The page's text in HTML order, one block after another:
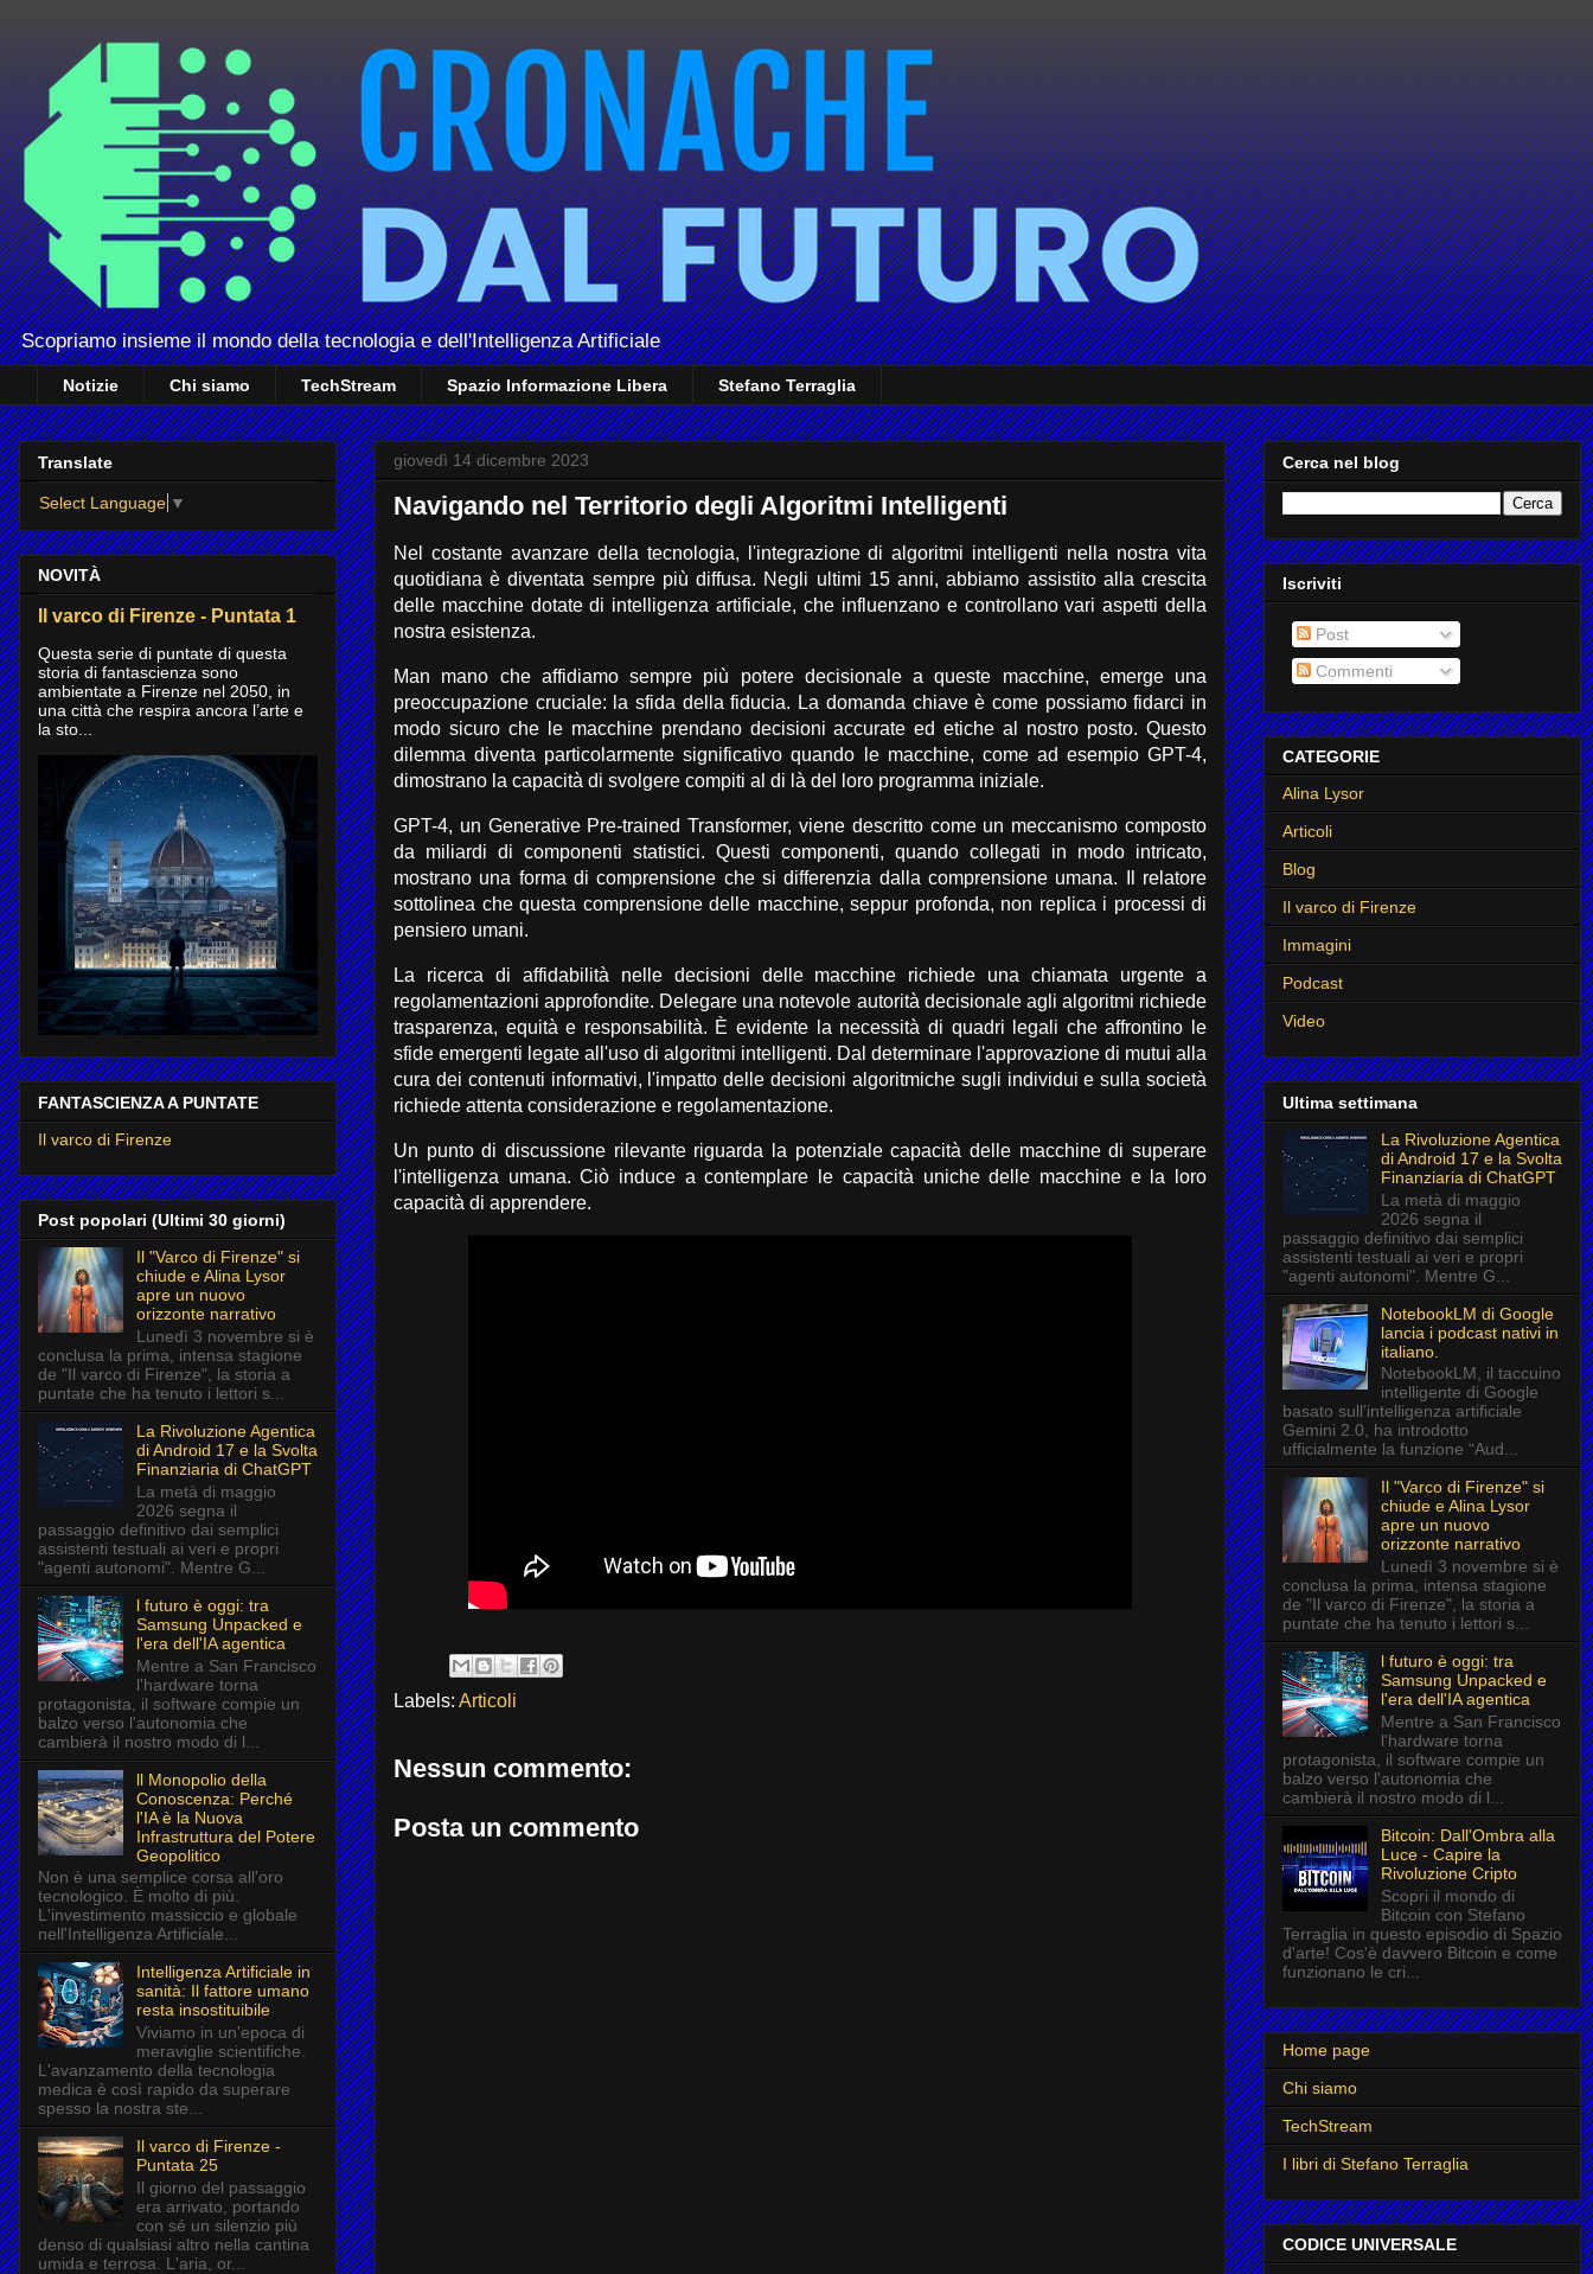
Scopriamo insieme il mondo della tecnologia e dell'Intelligenza Artificiale
Notizie Chi siamo TechStream Spazio Informazione Libera Stefano Terraglia
giovedì 14 dicembre 2023
Navigando nel Territorio degli Algoritmi Intelligenti
Nel costante avanzare della tecnologia, l'integrazione di algoritmi intelligenti nella nostra vita
quotidiana è diventata sempre più diffusa. Negli ultimi 15 anni, abbiamo assistito alla crescita
delle macchine dotate di intelligenza artificiale, che influenzano e controllano vari aspetti della
nostra esistenza.
Man mano che affidiamo sempre più potere decisionale a queste macchine, emerge una
preoccupazione cruciale: la sfida della fiducia. La domanda chiave è come possiamo fidarci in
modo sicuro che le macchine prendano decisioni accurate ed etiche al nostro posto. Questo
dilemma diventa particolarmente significativo quando le macchine, come ad esempio GPT-4,
dimostrano la capacità di svolgere compiti al di là del loro programma iniziale.
GPT-4, un Generative Pre-trained Transformer, viene descritto come un meccanismo composto
da miliardi di componenti statistici. Questi componenti, quando collegati in modo intricato,
mostrano una forma di comprensione che si differenzia dalla comprensione umana. Il relatore
sottolinea che questa comprensione delle macchine, seppur profonda, non replica i processi di
pensiero umani.
La ricerca di affidabilità nelle decisioni delle macchine richiede una chiamata urgente a
regolamentazioni approfondite. Delegare una notevole autorità decisionale agli algoritmi richiede
trasparenza, equità e responsabilità. È evidente la necessità di quadri legali che affrontino le
sfide emergenti legate all'uso di algoritmi intelligenti. Dal determinare l'approvazione di mutui alla
cura dei contenuti informativi, l'impatto delle decisioni algoritmiche sugli individui e sulla società
richiede attenta considerazione e regolamentazione.
Un punto di discussione rilevante riguarda la potenziale capacità delle macchine di superare
l'intelligenza umana. Ciò induce a contemplare le capacità uniche delle macchine e la loro
capacità di apprendere.
Labels: Articoli
Nessun commento:
Posta un commento
Translate
Select Language ▼
NOVITÀ
Il varco di Firenze - Puntata 1
Questa serie di puntate di questa
storia di fantascienza sono
ambientate a Firenze nel 2050, in
una città che respira ancora l’arte e
la sto...
FANTASCIENZA A PUNTATE
Il varco di Firenze
Post popolari (Ultimi 30 giorni)
Il "Varco di Firenze" si
chiude e Alina Lysor
apre un nuovo
orizzonte narrativo
Lunedì 3 novembre si è
conclusa la prima, intensa stagione
de "Il varco di Firenze", la storia a
puntate che ha tenuto i lettori s...
La Rivoluzione Agentica
di Android 17 e la Svolta
Finanziaria di ChatGPT
La metà di maggio
2026 segna il
passaggio definitivo dai semplici
assistenti testuali ai veri e propri
"agenti autonomi". Mentre G...
l futuro è oggi: tra
Samsung Unpacked e
l'era dell'IA agentica
Mentre a San Francisco
l'hardware torna
protagonista, il software compie un
balzo verso l'autonomia che
cambierà il nostro modo di l...
ll Monopolio della
Conoscenza: Perché
l'IA è la Nuova
Infrastruttura del Potere
Geopolitico
Non è una semplice corsa all'oro
tecnologico. È molto di più.
L'investimento massiccio e globale
nell'Intelligenza Artificiale...
Intelligenza Artificiale in
sanità: Il fattore umano
resta insostituibile
Viviamo in un'epoca di
meraviglie scientifiche.
L'avanzamento della tecnologia
medica è così rapido da superare
spesso la nostra ste...
Il varco di Firenze -
Puntata 25
Il giorno del passaggio
era arrivato, portando
con sé un silenzio più
denso di qualsiasi altro nella cantina
umida e terrosa. L'aria, or...
Cerca nel blog
Iscriviti
Post
Commenti
CATEGORIE
Alina Lysor
Articoli
Blog
Il varco di Firenze
Immagini
Podcast
Video
Ultima settimana
La Rivoluzione Agentica
di Android 17 e la Svolta
Finanziaria di ChatGPT
La metà di maggio
2026 segna il
passaggio definitivo dai semplici
assistenti testuali ai veri e propri
"agenti autonomi". Mentre G...
NotebookLM di Google
lancia i podcast nativi in
italiano.
NotebookLM, il taccuino
intelligente di Google
basato sull’intelligenza artificiale
Gemini 2.0, ha introdotto
ufficialmente la funzione “Aud...
Il "Varco di Firenze" si
chiude e Alina Lysor
apre un nuovo
orizzonte narrativo
Lunedì 3 novembre si è
conclusa la prima, intensa stagione
de "Il varco di Firenze", la storia a
puntate che ha tenuto i lettori s...
l futuro è oggi: tra
Samsung Unpacked e
l'era dell'IA agentica
Mentre a San Francisco
l'hardware torna
protagonista, il software compie un
balzo verso l'autonomia che
cambierà il nostro modo di l...
Bitcoin: Dall'Ombra alla
Luce - Capire la
Rivoluzione Cripto
Scopri il mondo di
Bitcoin con Stefano
Terraglia in questo episodio di Spazio
d'arte! Cos'è davvero Bitcoin e come
funzionano le cri...
Home page
Chi siamo
TechStream
I libri di Stefano Terraglia
CODICE UNIVERSALE